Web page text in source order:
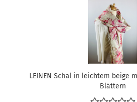
LEINEN Schal in leichtem beige
Blättern